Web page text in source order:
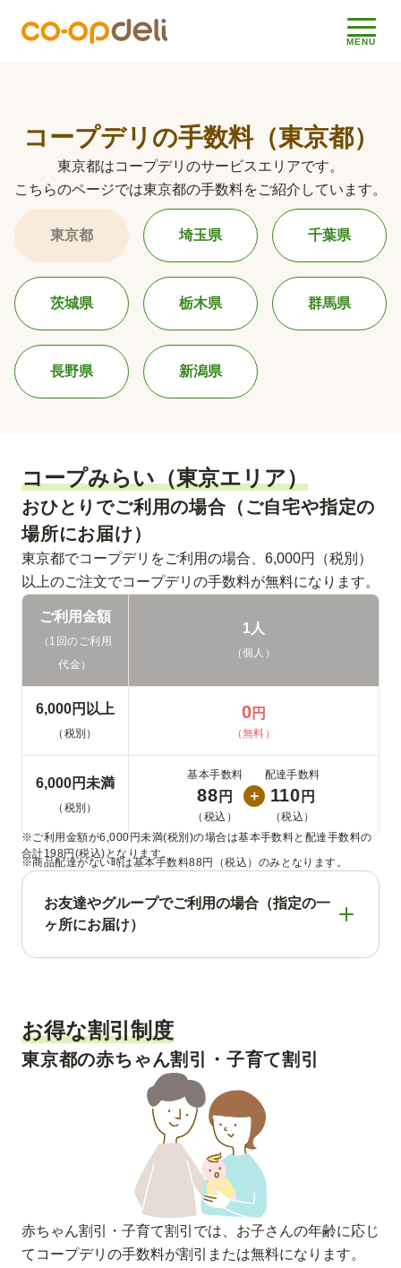
MENU
メニ
コープデリの手数料（東京都）
東京都はコープデリのサービスエリアです。
こちらのページでは東京都の手数料をご紹介しています。
東京都 埼玉県 千葉県
茨城県 栃木県 群馬県
長野県 新潟県
コープみらい（東京エリア）
おひとりでご利用の場合（ご自宅や指定の
場所にお届け）
東京都でコープデリをご利用の場合、6,000円（税別）
以上のご注文でコープデリの手数料が無料になります。
ご利用金額
（1回のご利用
代金）
1人
（個人）
6,000円以上
（税別）
0円
（無料）
6,000円未満
（税別）
基本手数料
88 円
（税込）
＋
配達手数料
110 円
（税込）
※ご利用金額が6,000円未満(税別)の場合は基本手数料と配達手数料の
合計198円(税込)となります。
※商品配達がない時は基本手数料88円（税込）のみとなります。
お友達やグループでご利用の場合（指定の一
ヶ所にお届け）
ご利用金
2人
（グループ）
3人以上
0円
（無料）
6,000円未
基本手数料
お得な割引制度
東京都の赤ちゃん割引・子育て割引
赤ちゃん割引・子育て割引では、お子さんの年齢に応じ
てコープデリの手数料が割引または無料になります。